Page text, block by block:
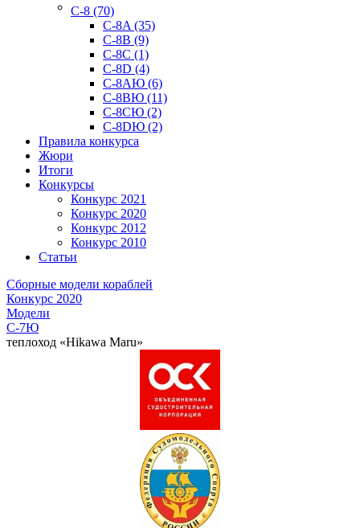
C-8 (70)
C-8A (35)
C-8B (9)
C-8C (1)
C-8D (4)
C-8AЮ (6)
C-8BЮ (11)
C-8CЮ (2)
C-8DЮ (2)
Правила конкурса
Жюри
Итоги
Конкурсы
Конкурс 2021
Конкурс 2020
Конкурс 2012
Конкурс 2010
Статьи
Сборные модели кораблей
Конкурс 2020
Модели
C-7Ю
теплоход «Hikawa Maru»